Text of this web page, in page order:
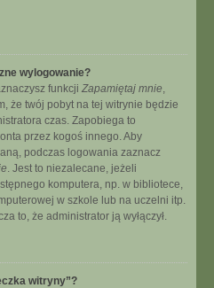
wylogowanie?
funkcji Zapamiętaj mnie,
że twój pobyt na tej witrynie będzie
czas. Zapobiega to
przez kogoś innego. Aby
podczas logowania zaznacz
. Jest to niezalecane, jeżeli
komputera, np. w bibliotece,
w szkole lub na uczelni itp.
to, że administrator ją wyłączył.
witryny”?